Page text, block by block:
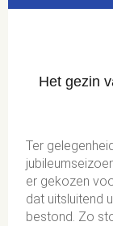
Het gezin
Ter
er gekozen
dat uitsluitend
bestond. Zo